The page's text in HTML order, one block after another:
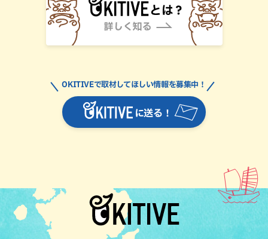
に送る！
OKITIVEで取材してほしい情報を募集中！